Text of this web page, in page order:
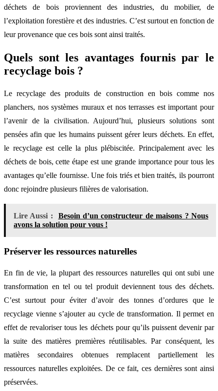
déchets de bois proviennent des industries, du mobilier, de
l’exploitation forestière et des industries. C’est surtout en fonction de
leur provenance que ces bois sont ainsi traités.
Quels sont les avantages fournis par le
recyclage bois ?
Le recyclage des produits de construction en bois comme nos
planchers, nos systèmes muraux et nos terrasses est important pour
l’avenir de la civilisation. Aujourd’hui, plusieurs solutions sont
pensées afin que les humains puissent gérer leurs déchets. En effet,
le recyclage est celle la plus plébiscitée. Principalement avec les
déchets de bois, cette étape est une grande importance pour tous les
avantages qu’elle fournisse. Une fois triés et bien traités, ils pourront
donc rejoindre plusieurs filières de valorisation.
Lire Aussi :
Besoin d’un constructeur de maisons ? Nous
avons la solution pour vous !
Préserver les ressources naturelles
En fin de vie, la plupart des ressources naturelles qui ont subi une
transformation en tel ou tel produit deviennent tous des déchets.
C’est surtout pour éviter d’avoir des tonnes d’ordures que le
recyclage vienne s’ajouter au cycle de transformation. Il permet en
effet de revaloriser tous les déchets pour qu’ils puissent devenir par
la suite des matières premières réutilisables. Par conséquent, les
matières secondaires obtenues remplacent partiellement les
ressources naturelles exploitées. De ce fait, ces dernières sont ainsi
préservées.